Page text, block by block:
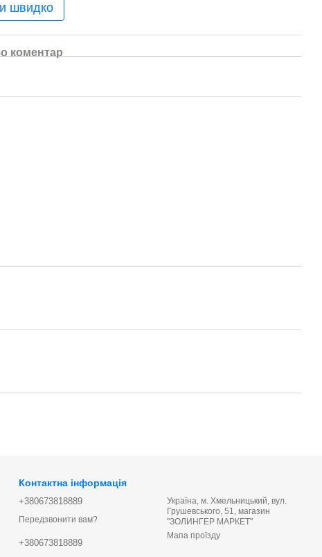
швидко
коментар
Контактна інформація
+380673818889
Передзвонити вам?
+380673818889
Україна, м. Хмельницький, вул.
Грушевського, 51, магазин
"ЗОЛИНГЕР МАРКЕТ"
Мапа проїзду